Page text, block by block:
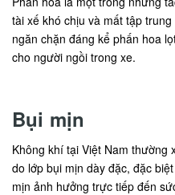
tài xế khó chịu và mất tập
ngăn chặn đáng kể phấn hoa
cho người ngồi trong xe.
Bụi mịn
Không khí tại Việt Nam thường
do lớp bụi mịn dày đặc, đặc
mịn ảnh hưởng trực tiếp đến